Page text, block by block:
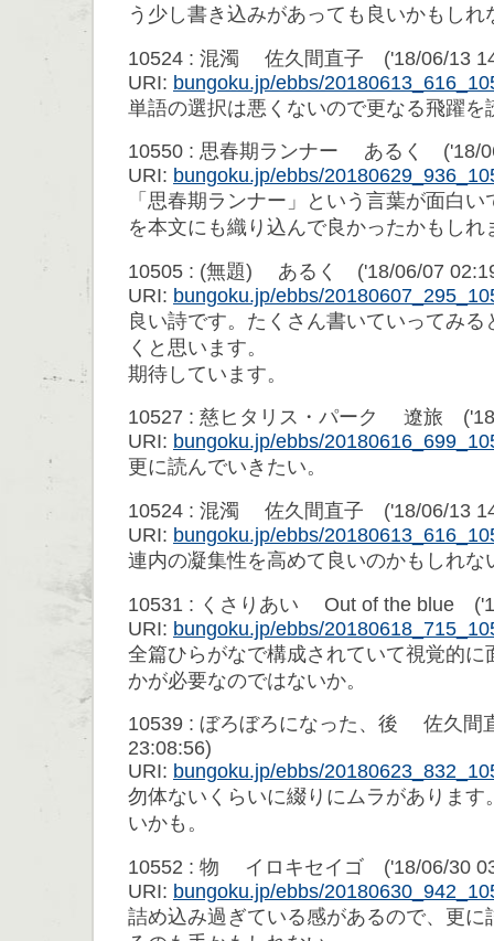
う少し書き込みがあっても良いかもしれ
10524 : 混濁 佐久間直子 ('18/06/13
URI: bungoku.jp/ebbs/
単語の選択は悪くないので更なる飛躍を
10550 : 思春期ランナー あるく ('18/
URI: bungoku.jp/ebbs/
「思春期ランナー」という言葉が面白
を本文にも織り込んで良かったかもしれ
10505 : (無題) あるく ('18/06/07
URI: bungoku.jp/ebbs/
良い詩です。たくさん書いていってみ
くと思います。
期待しています。
10527 : 慈ヒタリス・パーク 遼旅
URI: bungoku.jp/ebbs/
更に読んでいきたい。
10524 : 混濁 佐久間直子 ('18/06/13
URI: bungoku.jp/ebbs/
連内の凝集性を高めて良いのかもしれな
10531 : くさりあい Out of the blue
URI: bungoku.jp/ebbs/
全篇ひらがなで構成されていて視覚的に
かが必要なのではないか。
10539 : ぼろぼろになった、後 佐久
23:08:56)
URI: bungoku.jp/ebbs/
勿体ないくらいに綴りにムラがあります
いかも。
10552 : 物 イロキセイゴ ('18/06/30
URI: bungoku.jp/ebbs/
詰め込み過ぎている感があるので、更に